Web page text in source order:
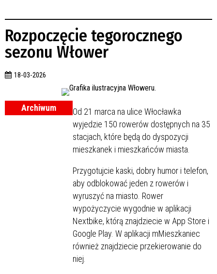
Rozpoczęcie tegorocznego
sezonu Włower
18-03-2026
Archiwum
Od 21 marca na ulice Włocławka
wyjedzie 150 rowerów dostępnych na 35
stacjach, które będą do dyspozycji
mieszkanek i mieszkańców miasta.
Przygotujcie kaski, dobry humor i telefon,
aby odblokować jeden z rowerów i
wyruszyć na miasto. Rower
wypożyczycie wygodnie w aplikacji
Nextbike, którą znajdziecie w App Store i
Google Play. W aplikacji mMieszkaniec
również znajdziecie przekierowanie do
niej.